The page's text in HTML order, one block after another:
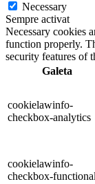
Necessary
Sempre activat
Necessary cookies
function properly.
security features of
Galeta
cookielawinfo-
checkbox-analytics
cookielawinfo-
checkbox-